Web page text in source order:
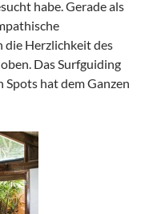
habe. Gerade als
die Herzlichkeit des
Das Surfguiding
Spots hat dem Ganzen